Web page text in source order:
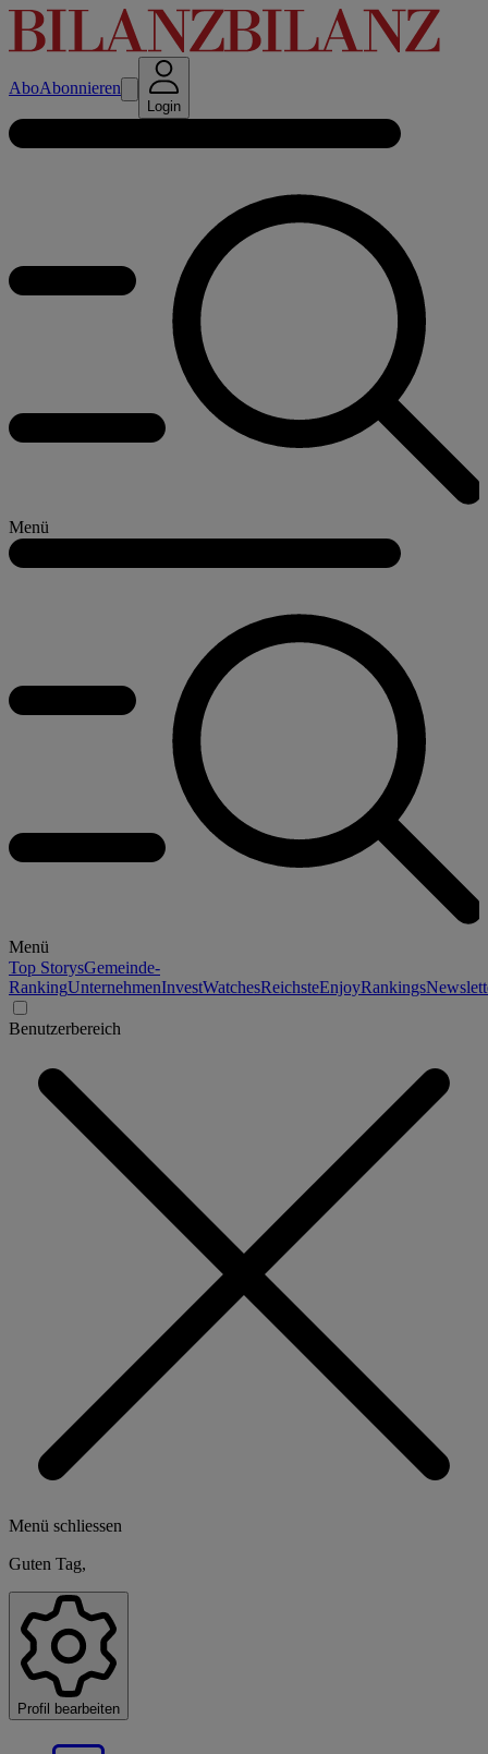
AboAbonnieren
Login
Menü
Menü
Top StorysGemeinde-
RankingUnternehmenInvestWatchesReichsteEnjoyRankings
Benutzerbereich
Menü schliessen
Guten Tag,
Profil bearbeiten